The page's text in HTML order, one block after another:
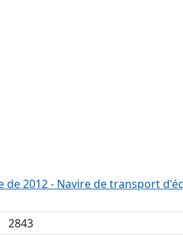
2012 - Navire de transport
2843